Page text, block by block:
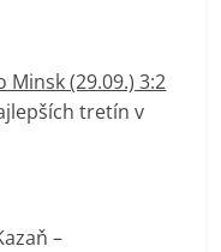
Minsk (29.09.) 3:2
tretín v
–